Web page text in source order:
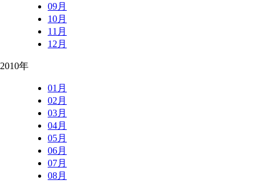
09月
10月
11月
12月
2010年
01月
02月
03月
04月
05月
06月
07月
08月